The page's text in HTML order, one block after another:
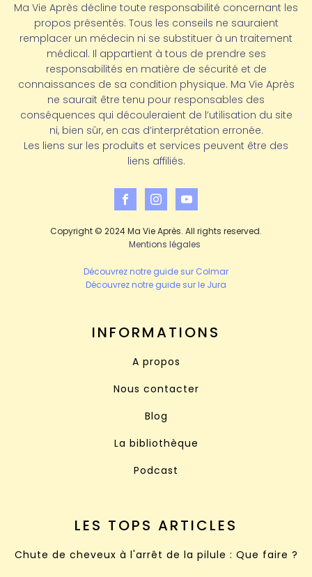
Ma Vie Après décline toute responsabilité concernant les
propos présentés. Tous les conseils ne sauraient
remplacer un médecin ni se substituer à un traitement
médical. Il appartient à tous de prendre ses
responsabilités en matière de sécurité et de
connaissances de sa condition physique. Ma Vie Après
ne saurait être tenu pour responsables des
conséquences qui découleraient de l’utilisation du site
ni, bien sûr, en cas d’interprétation erronée.
Les liens sur les produits et services peuvent être des
liens affiliés.
Copyright © 2024 Ma Vie Après. All rights reserved.
Mentions légales
Découvrez notre guide sur Colmar
Découvrez notre guide sur le Jura
INFORMATIONS
A propos
Nous contacter
Blog
La bibliothèque
Podcast
LES TOPS ARTICLES
Chute de cheveux à l'arrêt de la pilule : Que faire ?